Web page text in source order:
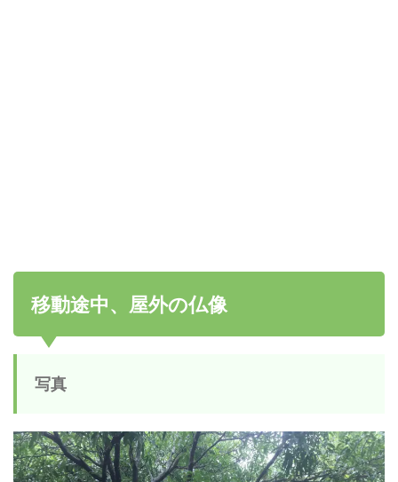
移動途中、屋外の仏像
写真